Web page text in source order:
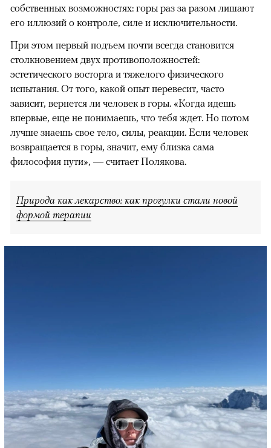
собственных возможностях: горы раз за разом лишают
его иллюзий о контроле, силе и исключительности.
При этом первый подъем почти всегда становится
столкновением двух противоположностей:
эстетического восторга и тяжелого физического
испытания. От того, какой опыт перевесит, часто
зависит, вернется ли человек в горы. «Когда идешь
впервые, еще не понимаешь, что тебя ждет. Но потом
лучше знаешь свое тело, силы, реакции. Если человек
возвращается в горы, значит, ему близка сама
философия пути», — считает Полякова.
Природа как лекарство: как прогулки стали новой
формой терапии